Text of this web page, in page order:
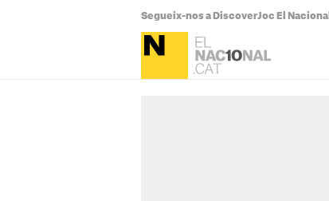
Segueix-nos a DiscoverJoc El Nacional